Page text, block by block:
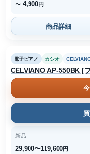
〜 4,900円
商品詳細
電子ピアノ カシオ
CELVIANO AP-550BK [
新品
29,900〜119,600円